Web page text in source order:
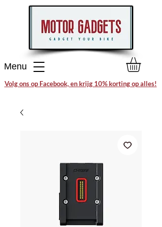
Menu
Volg ons op Facebook, en krijg 10% korting op alles!